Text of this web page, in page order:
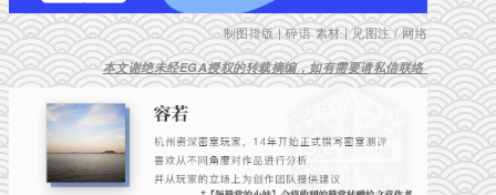
制图排版 | 碎语 素材 | 见图注 / 网络
本文谢绝未经EGA授权的转载摘编，如有需要请私信联络